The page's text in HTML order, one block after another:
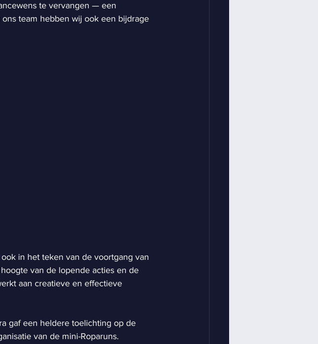
te vervangen — een
team hebben wij ook een bijdrage
in het teken van de voortgang van
van de lopende acties en de
aan creatieve en effectieve
gaf een heldere toelichting op de
van de mini-Roparuns.